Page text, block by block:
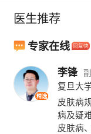
验无恐惧无痛
3、每天有一
活动地点：武
医学中心联系
41911-85537
医生推荐
专家在线
精选
李锋
复旦大
皮肤病
病及疑
皮肤病